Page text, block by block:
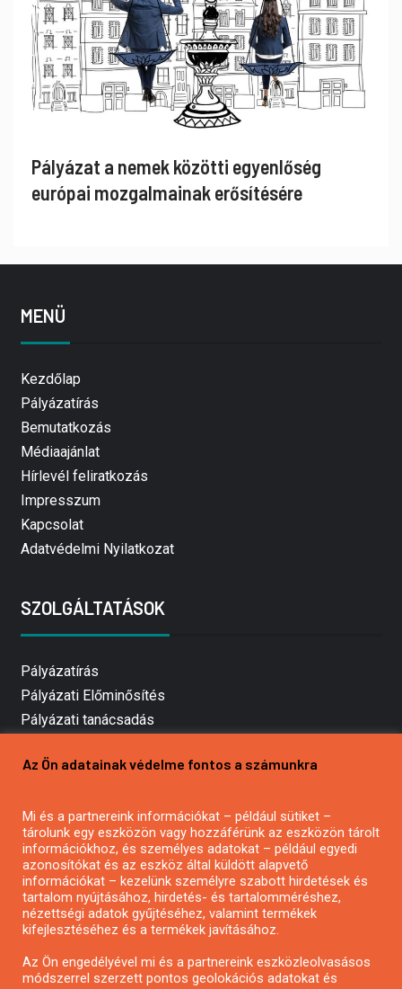
Pályázat a nemek közötti egyenlőség
európai mozgalmainak erősítésére
MENÜ
Kezdőlap
Pályázatírás
Bemutatkozás
Médiaajánlat
Hírlevél feliratkozás
Impresszum
Kapcsolat
Adatvédelmi Nyilatkozat
SZOLGÁLTATÁSOK
Pályázatírás
Pályázati Előminősítés
Pályázati tanácsadás
Mezőgazdasági pályázatírás
Pályázatírás civil szervezeteknek
Pályázatírás önkormányzatoknak
Pályázatfigyelés
Specifikus pályázatfigyelés vagy hírlevél
Az Ön adatainak védelme fontos a számunkra
Mi és a partnereink információkat – például sütiket –
tárolunk egy eszközön vagy hozzáférünk az eszközön tárolt
információkhoz, és személyes adatokat – például egyedi
azonosítókat és az eszköz által küldött alapvető
információkat – kezelünk személyre szabott hirdetések és
tartalom nyújtásához, hirdetés- és tartalomméréshez,
nézettségi adatok gyűjtéséhez, valamint termékek
kifejlesztéséhez és a termékek javításához.
Az Ön engedélyével mi és a partnereink eszközleolvasásos
módszerrel szerzett pontos geolokációs adatokat és